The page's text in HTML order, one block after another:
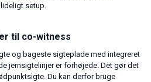
setup.
til co-witness
og bageste sigteplade med integreret
jernsigtelinjer er forhøjede. Det gør det
Du kan derfor bruge